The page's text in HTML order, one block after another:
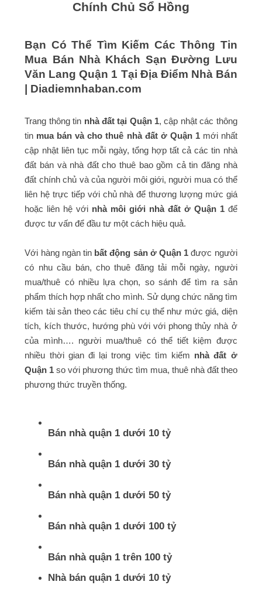
Chính Chủ Sổ Hồng
Bạn Có Thể Tìm Kiếm Các Thông Tin
Mua Bán Nhà Khách Sạn Đường Lưu
Văn Lang Quận 1 Tại Địa Điểm Nhà Bán
Diadiemnhaban.com
Trang thông tin nhà đất tại Quận 1, cập nhật các thông
tin mua bán và cho thuê nhà đất ở Quận 1mới nhất
cập nhật liên tục mỗi ngày, tổng hợp tất cả các tin nhà
đất bán và nhà đất cho thuê bao gồm cả tin đăng nhà
đất chính chủ và của người môi giới, người mua có thể
liên hệ trực tiếp với chủ nhà để thương lượng mức giá
hoặc liên hệ với nhà môi giới nhà đất ở Quận 1để
được tư vấn để đầu tư một cách hiệu quả.
Với hàng ngàn tin bất động sản ở Quận 1 được người
có nhu cầu bán, cho thuê đăng tải mỗi ngày, người
mua/thuê có nhiều lựa chọn, so sánh để tìm ra sản
phẩm thích hợp nhất cho mình. Sử dụng chức năng tìm
kiếm tài sản theo các tiêu chí cụ thể như mức giá, diện
tích, kích thước, hướng phù với với phong thủy nhà ở
của mình…. người mua/thuê có thể tiết kiệm được
nhiều thời gian đi lại trong việc tìm kiếm nhà đất ở
Quận 1 so với phương thức tìm mua, thuê nhà đất theo
phương thức truyền thống.
Bán nhà quận 1 dưới 10 tỷ
Bán nhà quận 1 dưới 30 tỷ
Bán nhà quận 1 dưới 50 tỷ
Bán nhà quận 1 dưới 100 tỷ
Bán nhà quận 1 trên 100 tỷ
Nhà bán quận 1 dưới 10 tỷ